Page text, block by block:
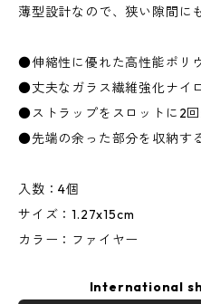
薄型設計なので、狭い隙間に
●伸縮性に優れた高性能ポリ
●丈夫なガラス繊維強化ナイ
●ストラップをスロットに2
●先端の余った部分を収納す
入数：4個
サイズ：1.27x15cm
カラー：ファイヤー
International